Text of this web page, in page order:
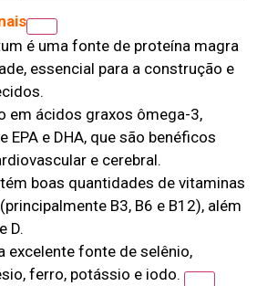
é uma fonte de proteína magra
essencial para a construção e
em ácidos graxos ômega-3,
EPA e DHA, que são benéficos
e cerebral.
boas quantidades de vitaminas
B3, B6 e B12), além
D.
excelente fonte de selênio,
ferro, potássio e iodo.